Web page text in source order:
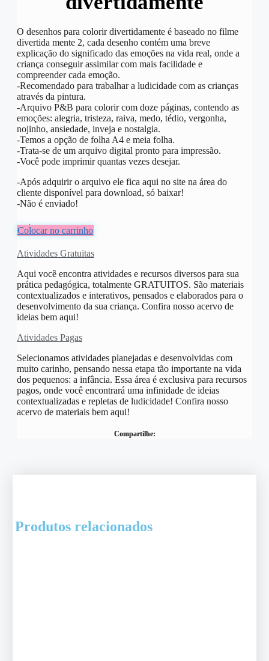
O desenhos para colorir divertidamente é baseado no filme
divertida mente 2, cada desenho contém uma breve
explicação do significado das emoções na vida real, onde a
criança conseguir assimilar com mais facilidade e
compreender cada emoção.
-Recomendado para trabalhar a ludicidade com as crianças
através da pintura.
-Arquivo P&B para colorir com doze páginas, contendo as
emoções: alegria, tristeza, raiva, medo, tédio, vergonha,
nojinho, ansiedade, inveja e nostalgia.
-Temos a opção de folha A4 e meia folha.
-Trata-se de um arquivo digital pronto para impressão.
-Você pode imprimir quantas vezes desejar.
-Após adquirir o arquivo ele fica aqui no site na área do
cliente disponível para download, só baixar!
-Não é enviado!
R$5,00
Colocar no carrinho
Atividades Gratuitas
Aqui você encontra atividades e recursos diversos para sua
prática pedagógica, totalmente GRATUITOS. São materiais
contextualizados e interativos, pensados e elaborados para o
desenvolvimento da sua criança. Confira nosso acervo de
ideias bem aqui!
Atividades Pagas
Selecionamos atividades planejadas e desenvolvidas com
muito carinho, pensando nessa etapa tão importante na vida
dos pequenos: a infância. Essa área é exclusiva para recursos
pagos, onde você encontrará uma infinidade de ideias
contextualizadas e repletas de ludicidade! Confira nosso
acervo de materiais bem aqui!
Compartilhe:
Produtos relacionados